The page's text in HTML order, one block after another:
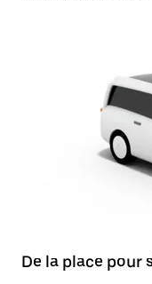
De la place pour